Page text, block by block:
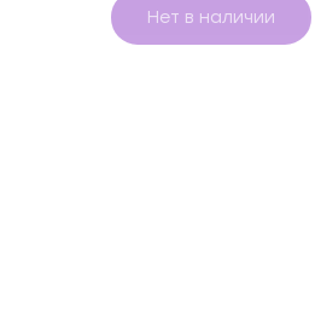
Нет в наличии